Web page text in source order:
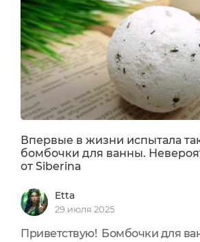
оливковое), Mentha piperita
essential oil (эфирное...
Впервые в жизни испытала
бомбочки для ванны.
от Siberina
Etta
29 июля 2025
Приветствую! Бомбочки для